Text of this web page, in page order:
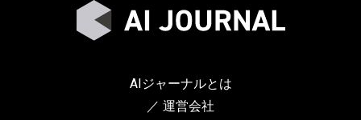
AIジャーナルとは
／ 運営会社